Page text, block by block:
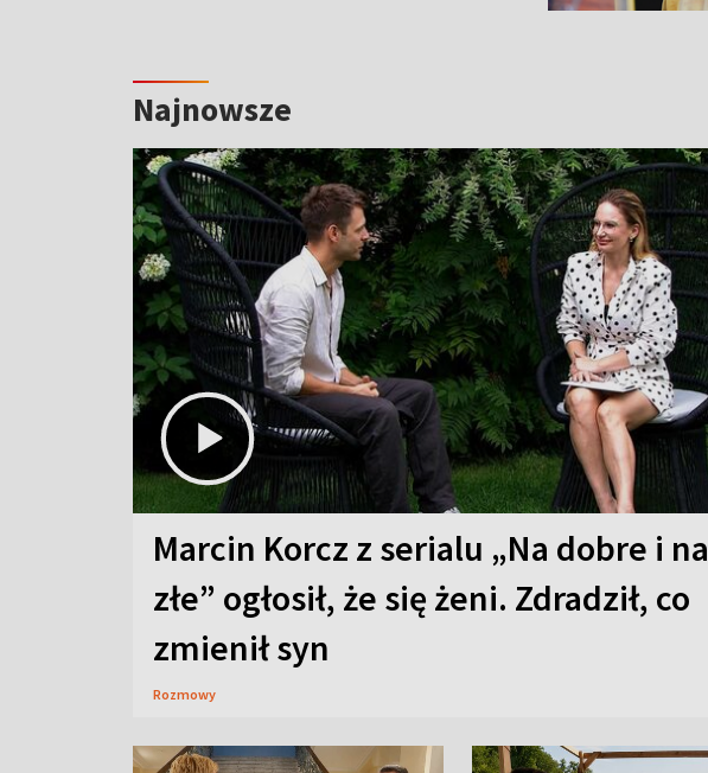
Najnowsze
Marcin Korcz z serialu „Na dobre i na
złe” ogłosił, że się żeni. Zdradził, co
zmienił syn
Rozmowy